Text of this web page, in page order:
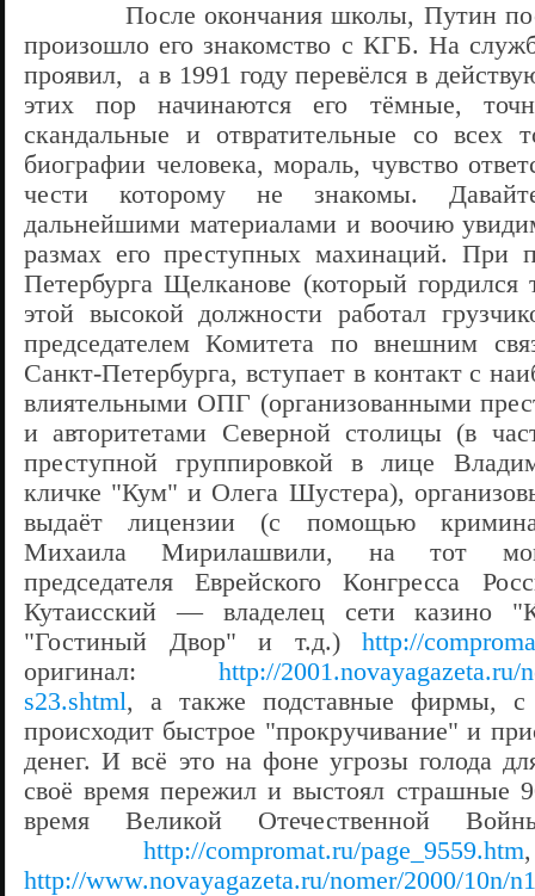
После окончания школы, Путин
произошло его знакомство с КГБ. На
проявил, а в 1991 году перевёлся в
этих пор начинаются его тёмные,
скандальные и отвратительные со всех
биографии человека, мораль, чувство
чести которому не знакомы.
дальнейшими материалами и воочию
размах его преступных махинаций. При
Петербурга Щелканове (который гордился
этой высокой должности работал
председателем Комитета по внешним
Санкт-Петербурга, вступает в контакт с
влиятельными ОПГ (организованными
и авторитетами Северной столицы (в
преступной группировкой в лице
кличке "Кум" и Олега Шустера),
выдаёт лицензии (c помощью
Михаила Мирилашвили, на тот
председателя Еврейского Конгресса
Кутаисский — владелец сети казино
"Гостиный Двор" и т.д.) http://
оригинал: http://2001.novayagazeta.ru/
s23.shtml, а также подставные фирмы,
происходит быстрое "прокручивание" и
денег. И всё это на фоне угрозы голода
своё время пережил и выстоял страшные
время Великой Отечественной
http://compromat.ru/page_9559.htm
http://www.novayagazeta.ru/nomer/2000/10n/